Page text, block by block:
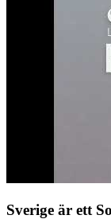
Sverige är ett